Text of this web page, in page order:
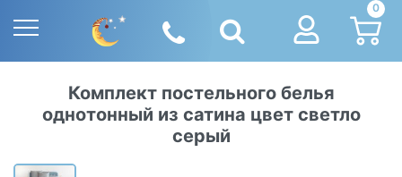
0
Комплект постельного белья
однотонный из сатина цвет светло
серый